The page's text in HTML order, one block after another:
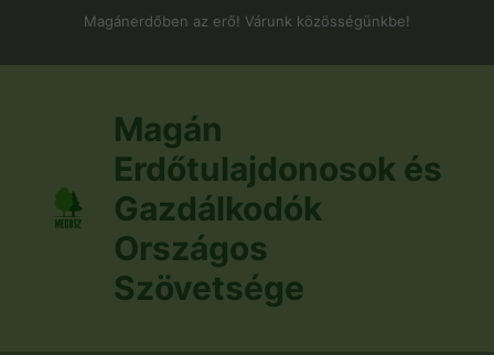
Magánerdőben az erő! Várunk közösségünkbe!
Magán
Erdőtulajdonosok és
Gazdálkodók
Országos
Szövetsége